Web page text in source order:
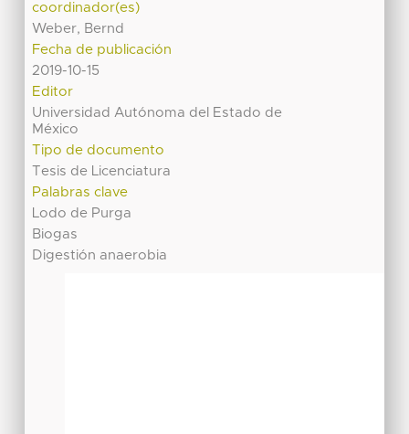
coordinador(es)
Weber, Bernd
Fecha de publicación
2019-10-15
Editor
Universidad Autónoma del Estado de
México
Tipo de documento
Tesis de Licenciatura
Palabras clave
Lodo de Purga
Biogas
Digestión anaerobia